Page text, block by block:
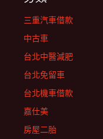
三重汽車借款
中古車
台北中醫減肥
台北免留車
台北機車借款
嘉仕美
房屋二胎